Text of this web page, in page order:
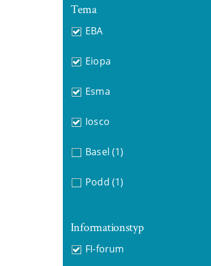
Tema
EBA
Eiopa
Esma
Iosco
Basel (1)
Podd (1)
Informationstyp
FI-forum